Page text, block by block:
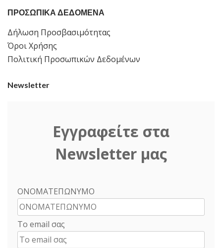
ΠΡΟΣΩΠΙΚΑ ΔΕΔΟΜΕΝΑ
Δήλωση Προσβασιμότητας
Όροι Χρήσης
Πολιτική Προσωπικών Δεδομένων
Newsletter
Εγγραφείτε στα
Newsletter μας
ΟΝΟΜΑΤΕΠΩΝΥΜΟ
Το email σας